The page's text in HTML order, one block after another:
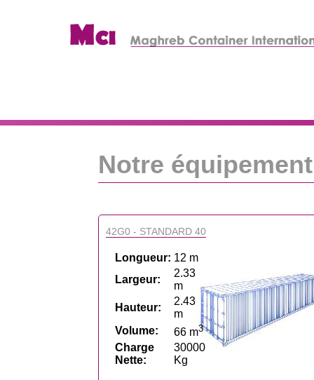
Notre équipement
42G0 - STANDARD 40
Longueur: 12 m
Largeur:
2.33
m
Hauteur:
2.43
m
Volume:
66 m3
Charge
Nette:
30000
Kg